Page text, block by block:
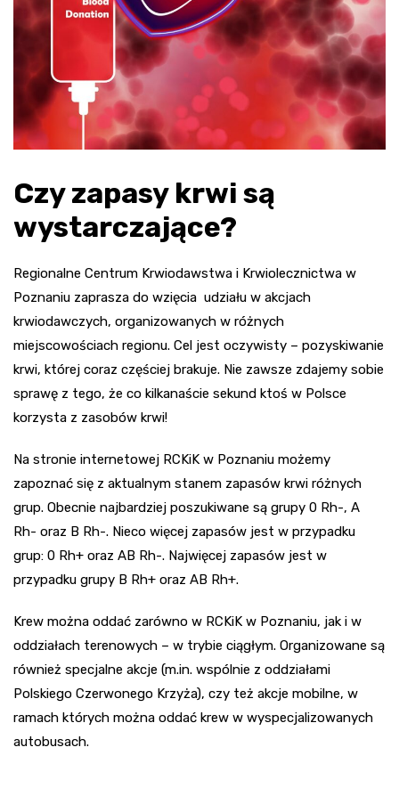
Czy zapasy krwi są
wystarczające?
Regionalne Centrum Krwiodawstwa i Krwiolecznictwa w
Poznaniu zaprasza do wzięcia udziału w akcjach
krwiodawczych, organizowanych w różnych
miejscowościach regionu. Cel jest oczywisty – pozyskiwanie
krwi, której coraz częściej brakuje. Nie zawsze zdajemy sobie
sprawę z tego, że co kilkanaście sekund ktoś w Polsce
korzysta z zasobów krwi!
Na stronie internetowej RCKiK w Poznaniu możemy
zapoznać się z aktualnym stanem zapasów krwi różnych
grup. Obecnie najbardziej poszukiwane są grupy 0 Rh-, A
Rh- oraz B Rh-. Nieco więcej zapasów jest w przypadku
grup: 0 Rh+ oraz AB Rh-. Najwięcej zapasów jest w
przypadku grupy B Rh+ oraz AB Rh+.
Krew można oddać zarówno w RCKiK w Poznaniu, jak i w
oddziałach terenowych – w trybie ciągłym. Organizowane są
również specjalne akcje (m.in. wspólnie z oddziałami
Polskiego Czerwonego Krzyża), czy też akcje mobilne, w
ramach których można oddać krew w wyspecjalizowanych
autobusach.